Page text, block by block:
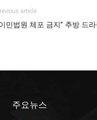
article
민법원 체포 금지” 추방 드
주요뉴스